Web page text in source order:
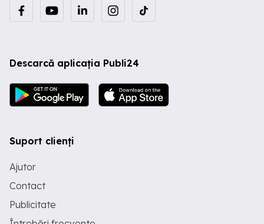
Descarcă aplicația Publi24
Suport clienți
Ajutor
Contact
Publicitate